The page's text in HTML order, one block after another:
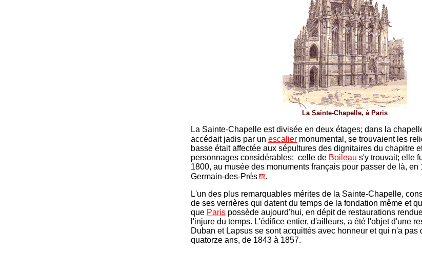
La Sainte-Chapelle, à Paris
La Sainte-Chapelle est divisée en deux étages; dans la
accédait jadis par un escalier monumental, se trouvaient les
basse était affectée aux sépultures des dignitaires du chapitre
personnages considérables; celle de Boileau s'y trouvait; elle
1800, au musée des monuments français pour passer de là, en
Germain-des-Prés
.
L'un des plus remarquables mérites de la Sainte-Chapelle,
de ses verrières qui datent du temps de la fondation même et
que Paris possède aujourd'hui, en dépit de restaurations
l'injure du temps. L'édifice entier, d'ailleurs, a été l'objet d'une
Duban et Lapsus se sont acquittés avec honneur et qui n'a pas
quatorze ans, de 1843 à 1857.
-